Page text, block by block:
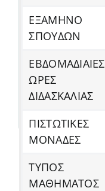
ΕΞΑΜΗΝΟ
ΣΠΟΥΔΩΝ
ΕΒΔΟΜΑΔΙΑΙΕΣ
ΩΡΕΣ
ΔΙΔΑΣΚΑΛΙΑΣ
ΠΙΣΤΩΤΙΚΕΣ
ΜΟΝΑΔΕΣ
ΤΥΠΟΣ
ΜΑΘΗΜΑΤΟΣ